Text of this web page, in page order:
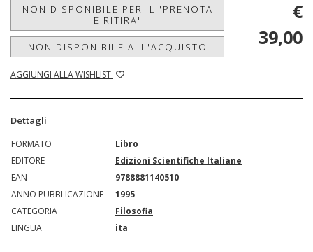
NON DISPONIBILE PER IL 'PRENOTA
E RITIRA'
NON DISPONIBILE ALL'ACQUISTO
AGGIUNGI ALLA WISHLIST
€
39,00
Dettagli
FORMATO
Libro
EDITORE
Edizioni Scientifiche Italiane
EAN
9788881140510
ANNO PUBBLICAZIONE
1995
CATEGORIA
Filosofia
LINGUA
ita